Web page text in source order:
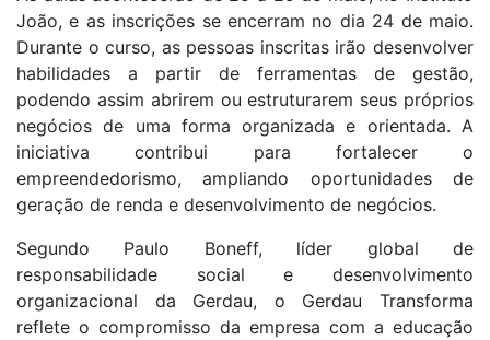
João, e as inscrições se encerram no dia 24 de maio.
Durante o curso, as pessoas inscritas irão desenvolver
habilidades a partir de ferramentas de gestão,
podendo assim abrirem ou estruturarem seus próprios
negócios de uma forma organizada e orientada. A
iniciativa contribui para fortalecer o
empreendedorismo, ampliando oportunidades de
geração de renda e desenvolvimento de negócios.
Segundo Paulo Boneff, líder global de
responsabilidade social e desenvolvimento
organizacional da Gerdau, o Gerdau Transforma
reflete o compromisso da empresa com a educação